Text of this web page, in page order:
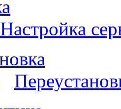
Настройка